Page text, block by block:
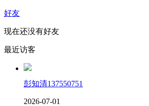
好友
现在还没有好友
最近访客
彭知清137550751
2026-07-01